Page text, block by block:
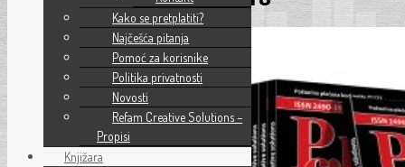
Kako se pretplatiti?
Najčešća pitanja
Pomoć za korisnike
Politika privatnosti
Novosti
Refam Creative Solutions –
Propisi
Knjižara